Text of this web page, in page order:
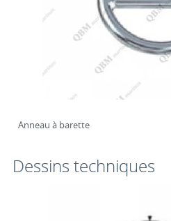
Anneau à barette
Dessins techniques